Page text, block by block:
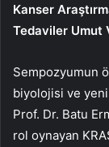
Kanser
Tedaviler Umut
Sempozyumun
biyolojisi ve
Prof. Dr. Batu
rol oynayan